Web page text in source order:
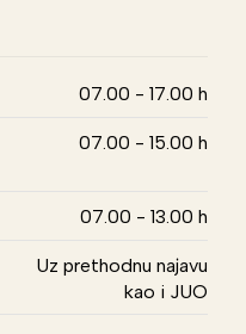
07.00 - 17.00 h
07.00 - 15.00 h
07.00 - 13.00 h
Uz prethodnu najavu
kao i JUO